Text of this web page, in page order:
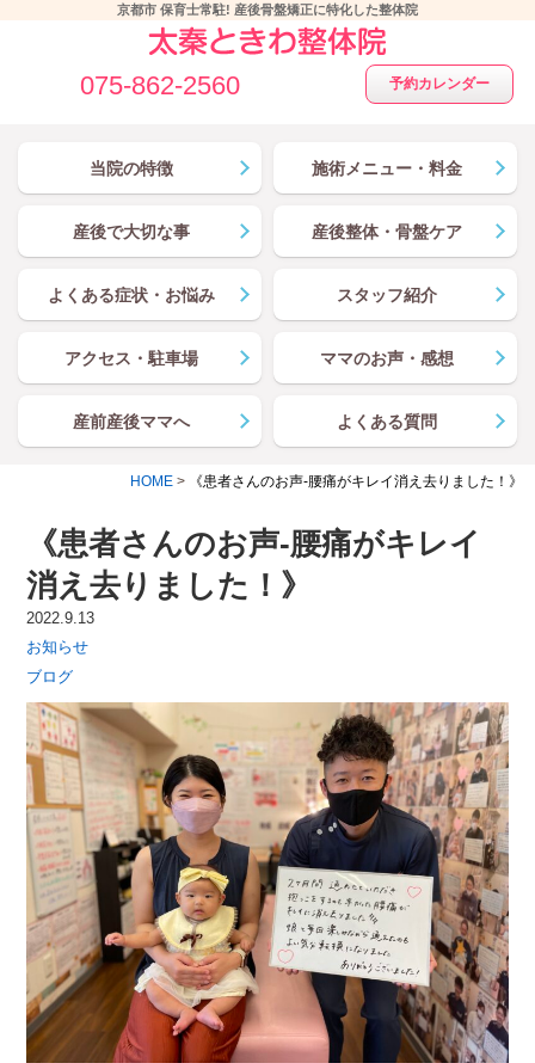
京都市 保育士常駐! 産後骨盤矯正に特化した整体院
075-862-2560 予約カレンダー
当院の特徴 施術メニュー・料金
産後で大切な事 産後整体・骨盤ケア
よくある症状・お悩み スタッフ紹介
アクセス・駐車場 ママのお声・感想
産前産後ママへ よくある質問
HOME > 《患者さんのお声-腰痛がキレイ消え去りました！》
《患者さんのお声-腰痛がキレイ
消え去りました！》
2022.9.13
お知らせ
ブログ